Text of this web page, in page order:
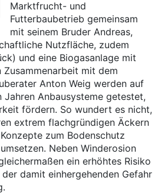
Marktfrucht- und
Futterbaubetrieb gemeinsam
mit seinem Bruder Andreas,
Nutzfläche, zudem
und eine Biogasanlage mit
Zusammenarbeit mit dem
Anton Weig werden auf
Anbausysteme getestet,
fördern. So wundert es nicht,
extrem flachgründigen Äckern
zum Bodenschutz
Neben Winderosion
ein erhöhtes Risiko
damit einhergehenden Gefahr